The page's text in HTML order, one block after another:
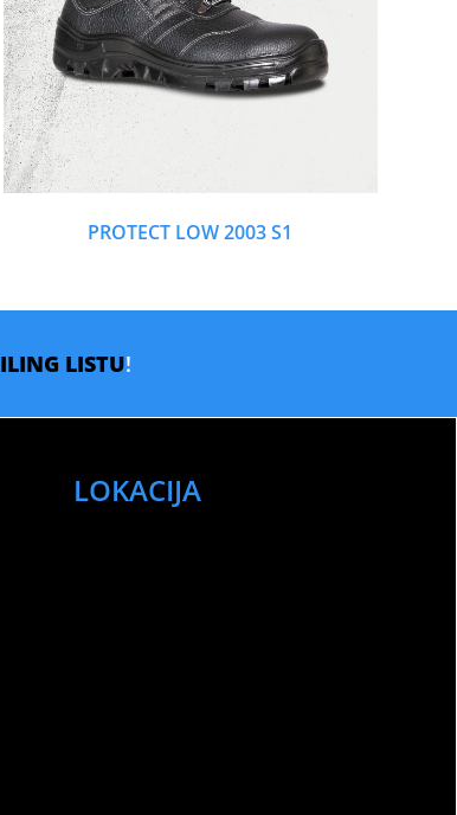
PROTECT LOW 2003 S1
LISTU!
LOKACIJA